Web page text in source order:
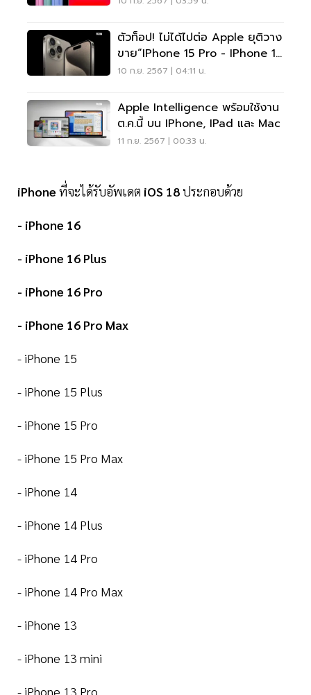
ตัวท็อป! ไม่ได้ไปต่อ Apple ยุติวาง
ขาย“iPhone 15 Pro - IPhone 15
Pro Max” ทันที
10 ก.ย. 2567 | 04:11 น.
Apple Intelligence พร้อมใช้งาน
ต.ค.นี้ บน IPhone, IPad และ Mac
11 ก.ย. 2567 | 00:33 น.
iPhone ที่จะได้รับอัพเดต iOS 18ประกอบด้วย
- iPhone 16
- iPhone 16 Plus
- iPhone 16 Pro
- iPhone 16 Pro Max
- iPhone 15
- iPhone 15 Plus
- iPhone 15 Pro
- iPhone 15 Pro Max
- iPhone 14
- iPhone 14 Plus
- iPhone 14 Pro
- iPhone 14 Pro Max
- iPhone 13
- iPhone 13 mini
- iPhone 13 Pro